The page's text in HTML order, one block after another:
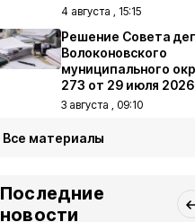
4 августа , 15:15
Решение Совета
Волоконовского
муниципального
273 от 29 июля
3 августа , 09:10
Все материалы
Последние
новости